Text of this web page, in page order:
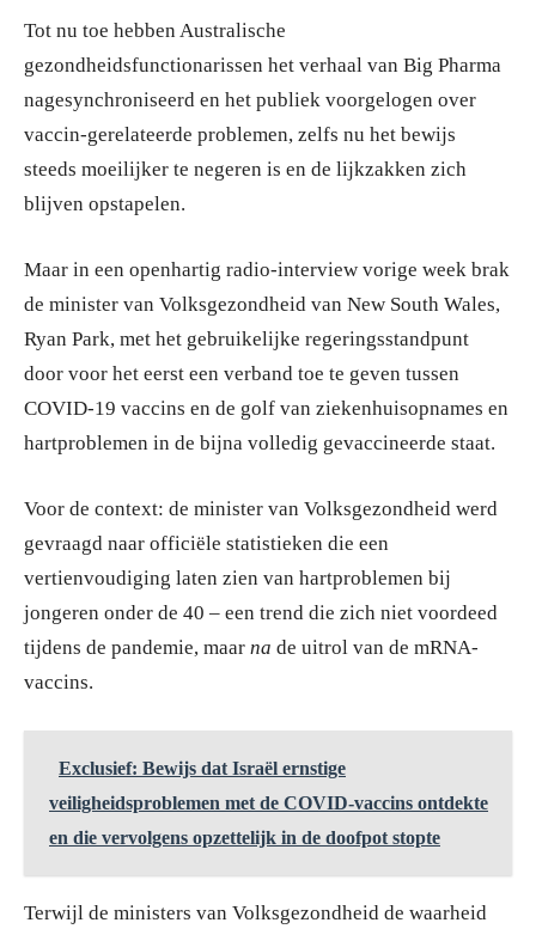
Tot nu toe hebben Australische
gezondheidsfunctionarissen het verhaal van Big Pharma
nagesynchroniseerd en het publiek voorgelogen over
vaccin-gerelateerde problemen, zelfs nu het bewijs
steeds moeilijker te negeren is en de lijkzakken zich
blijven opstapelen.
Maar in een openhartig radio-interview vorige week brak
de minister van Volksgezondheid van New South Wales,
Ryan Park, met het gebruikelijke regeringsstandpunt
door voor het eerst een verband toe te geven tussen
COVID-19 vaccins en de golf van ziekenhuisopnames en
hartproblemen in de bijna volledig gevaccineerde staat.
Voor de context: de minister van Volksgezondheid werd
gevraagd naar officiële statistieken die een
vertienvoudiging laten zien van hartproblemen bij
jongeren onder de 40 – een trend die zich niet voordeed
tijdens de pandemie, maar na de uitrol van de mRNA-
vaccins.
Exclusief: Bewijs dat Israël ernstige
veiligheidsproblemen met de COVID-vaccins ontdekte
en die vervolgens opzettelijk in de doofpot stopte
Terwijl de ministers van Volksgezondheid de waarheid